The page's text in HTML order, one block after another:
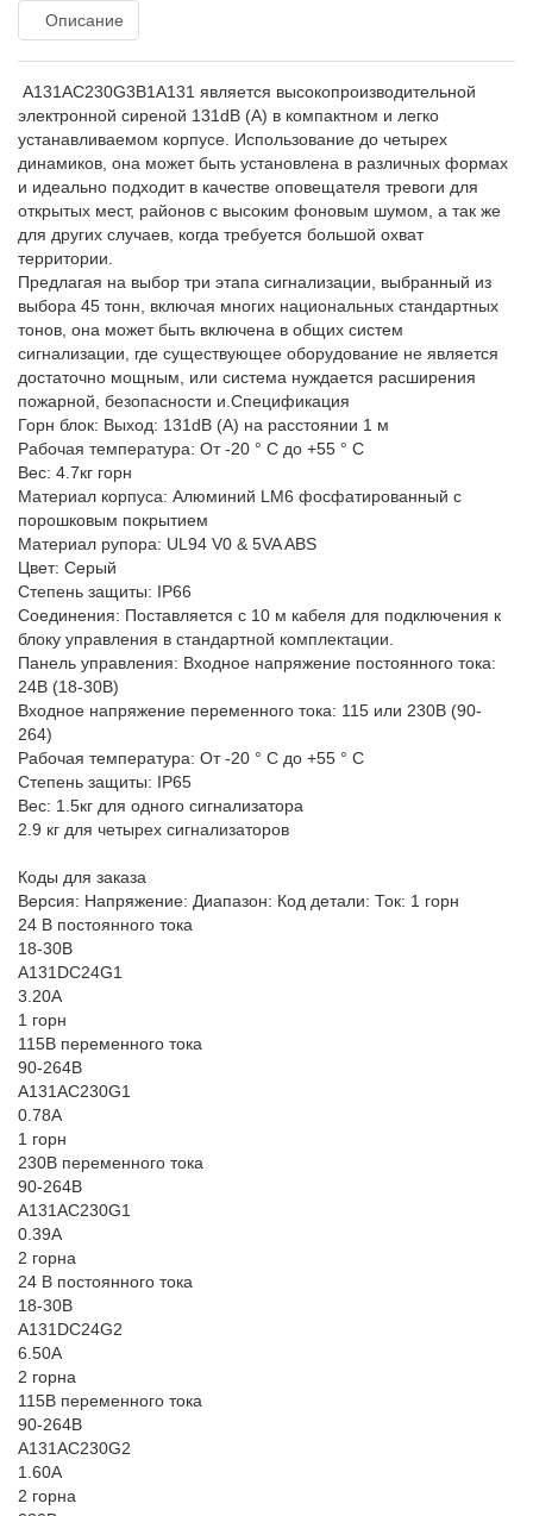
Описание
A131AC230G3B1A131 является высокопроизводительной
электронной сиреной 131dB (А) в компактном и легко
устанавливаемом корпусе. Использование до четырех
динамиков, она может быть установлена в различных формах
и идеально подходит в качестве оповещателя тревоги для
открытых мест, районов с высоким фоновым шумом, а так же
для других случаев, когда требуется большой охват
территории.
Предлагая на выбор три этапа сигнализации, выбранный из
выбора 45 тонн, включая многих национальных стандартных
тонов, она может быть включена в общих систем
сигнализации, где существующее оборудование не является
достаточно мощным, или система нуждается расширения
пожарной, безопасности и.Спецификация
Горн блок: Выход: 131dB (A) на расстоянии 1 м
Рабочая температура: От -20 ° C до +55 ° C
Вес: 4.7кг горн
Материал корпуса: Алюминий LM6 фосфатированный с
порошковым покрытием
Материал рупора: UL94 V0 & 5VA ABS
Цвет: Серый
Степень защиты: IP66
Соединения: Поставляется с 10 м кабеля для подключения к
блоку управления в стандартной комплектации.
Панель управления: Входное напряжение постоянного тока:
24В (18-30В)
Входное напряжение переменного тока: 115 или 230В (90-
264)
Рабочая температура: От -20 ° C до +55 ° C
Степень защиты: IP65
Вес: 1.5кг для одного сигнализатора
2.9 кг для четырех сигнализаторов
Коды для заказа
Версия: Напряжение: Диапазон: Код детали: Ток: 1 горн
24 В постоянного тока
18-30В
A131DC24G1
3.20A
1 горн
115В переменного тока
90-264В
A131AC230G1
0.78A
1 горн
230В переменного тока
90-264В
A131AC230G1
0.39A
2 горна
24 В постоянного тока
18-30В
A131DC24G2
6.50A
2 горна
115В переменного тока
90-264В
A131AC230G2
1.60A
2 горна